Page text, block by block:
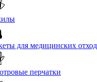
для медицинских
перчатки